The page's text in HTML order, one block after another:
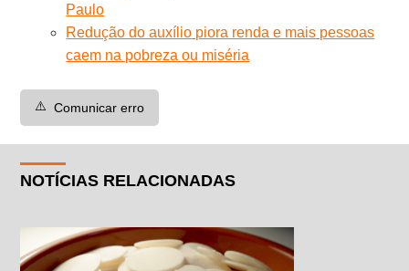
Paulo
Redução do auxílio piora renda e mais pessoas
caem na pobreza ou miséria
⚠️ Comunicar erro
NOTÍCIAS RELACIONADAS